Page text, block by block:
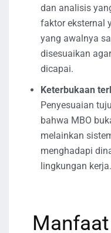
dan analisis
faktor eksternal
yang awalnya
disesuaikan
dicapai.
Keterbukaan
Penyesuaian
bahwa MBO
melainkan
menghadapi
lingkungan kerja.
Manfaat